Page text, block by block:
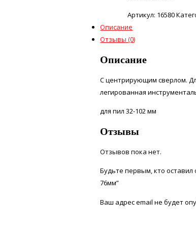
Артикул: 16580
Описание
Отзывы (0)
Описание
С центрирующим сверлом.
легированная
для пил 32-102 мм
Отзывы
Отзывов пока нет.
Будьте первым, кто оставил
76мм”
Ваш адрес email не будет